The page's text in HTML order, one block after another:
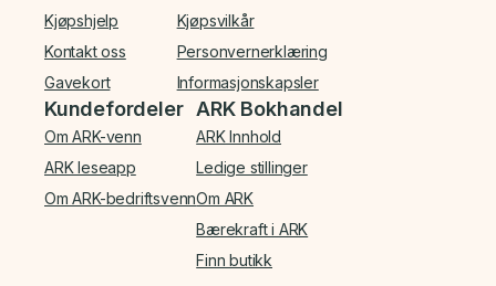
Kjøpshjelp
Kontakt oss
Gavekort
Kjøpsvilkår
Personvernerklæring
Informasjonskapsler
Kundefordeler
Om ARK-venn
ARK leseapp
Om ARK-bedriftsvenn
ARK Bokhandel
ARK Innhold
Ledige stillinger
Om ARK
Bærekraft i ARK
Finn butikk